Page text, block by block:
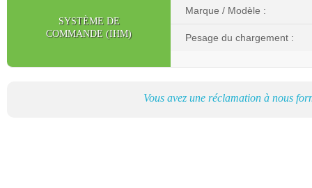
SYSTÈME DE
COMMANDE (IHM)
Marque / Modèle :
Pesage du chargement :
Vous avez une réclamation à nous